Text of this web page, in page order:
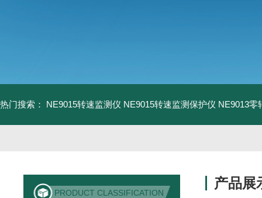
热门搜索： NE9015转速监测仪 NE9015转速监测保护仪 NE9013零
PRODUCT CLASSIFICATION
产品展